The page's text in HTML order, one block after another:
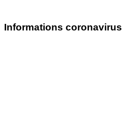
Informations coronavirus